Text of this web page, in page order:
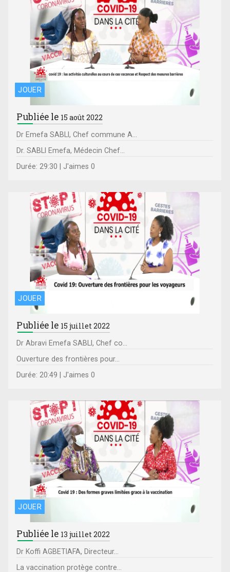
JOUER
Publiée le 15 août 2022
Dr Emefa SABLI, Chef commune A...
Dr. SABLI Emefa, Médecin Chef...
Durée: 29:30 | J'aimes 0
JOUER
Publiée le 15 juillet 2022
Dr Abravi Emefa SABLI, Chef co...
Ouverture des frontières pour...
Durée: 20:49 | J'aimes 0
JOUER
Publiée le 13 juillet 2022
Dr Koffi AGBETIAFA, Directeur...
La vaccination protège contre...